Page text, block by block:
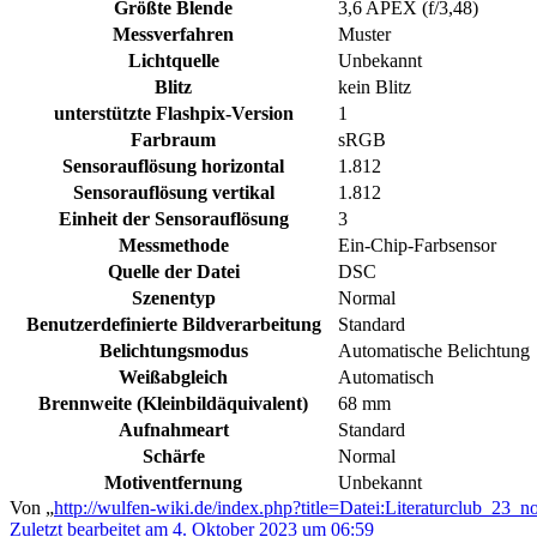
Größte Blende
3,6 APEX (f/3,48)
Messverfahren
Muster
Lichtquelle
Unbekannt
Blitz
kein Blitz
unterstützte Flashpix-Version
1
Farbraum
sRGB
Sensorauflösung horizontal
1.812
Sensorauflösung vertikal
1.812
Einheit der Sensorauflösung
3
Messmethode
Ein-Chip-Farbsensor
Quelle der Datei
DSC
Szenentyp
Normal
Benutzerdefinierte Bildverarbeitung
Standard
Belichtungsmodus
Automatische Belichtung
Weißabgleich
Automatisch
Brennweite (Kleinbildäquivalent)
68 mm
Aufnahmeart
Standard
Schärfe
Normal
Motiventfernung
Unbekannt
Von „http://wulfen-wiki.de/
Zuletzt bearbeitet am 4. Oktober 2023 um 06:59